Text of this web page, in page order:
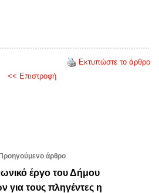
Εκτυπώστε το άρθρο
<< Επιστροφή
άρθρο
έργο του Δήμου
για τους πληγέντες η